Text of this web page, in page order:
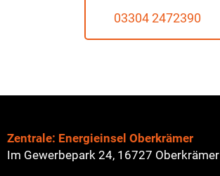
03304 2472390
Zentrale: Energieinsel Oberkrämer
Im Gewerbepark 24, 16727 Oberkrämer